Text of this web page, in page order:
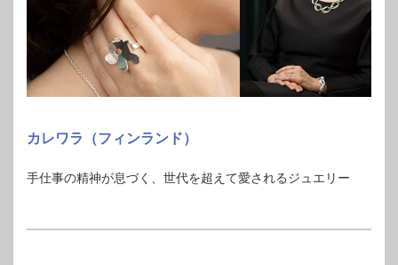
カレワラ（フィンランド）
手仕事の精神が息づく、世代を超えて愛されるジュエリー